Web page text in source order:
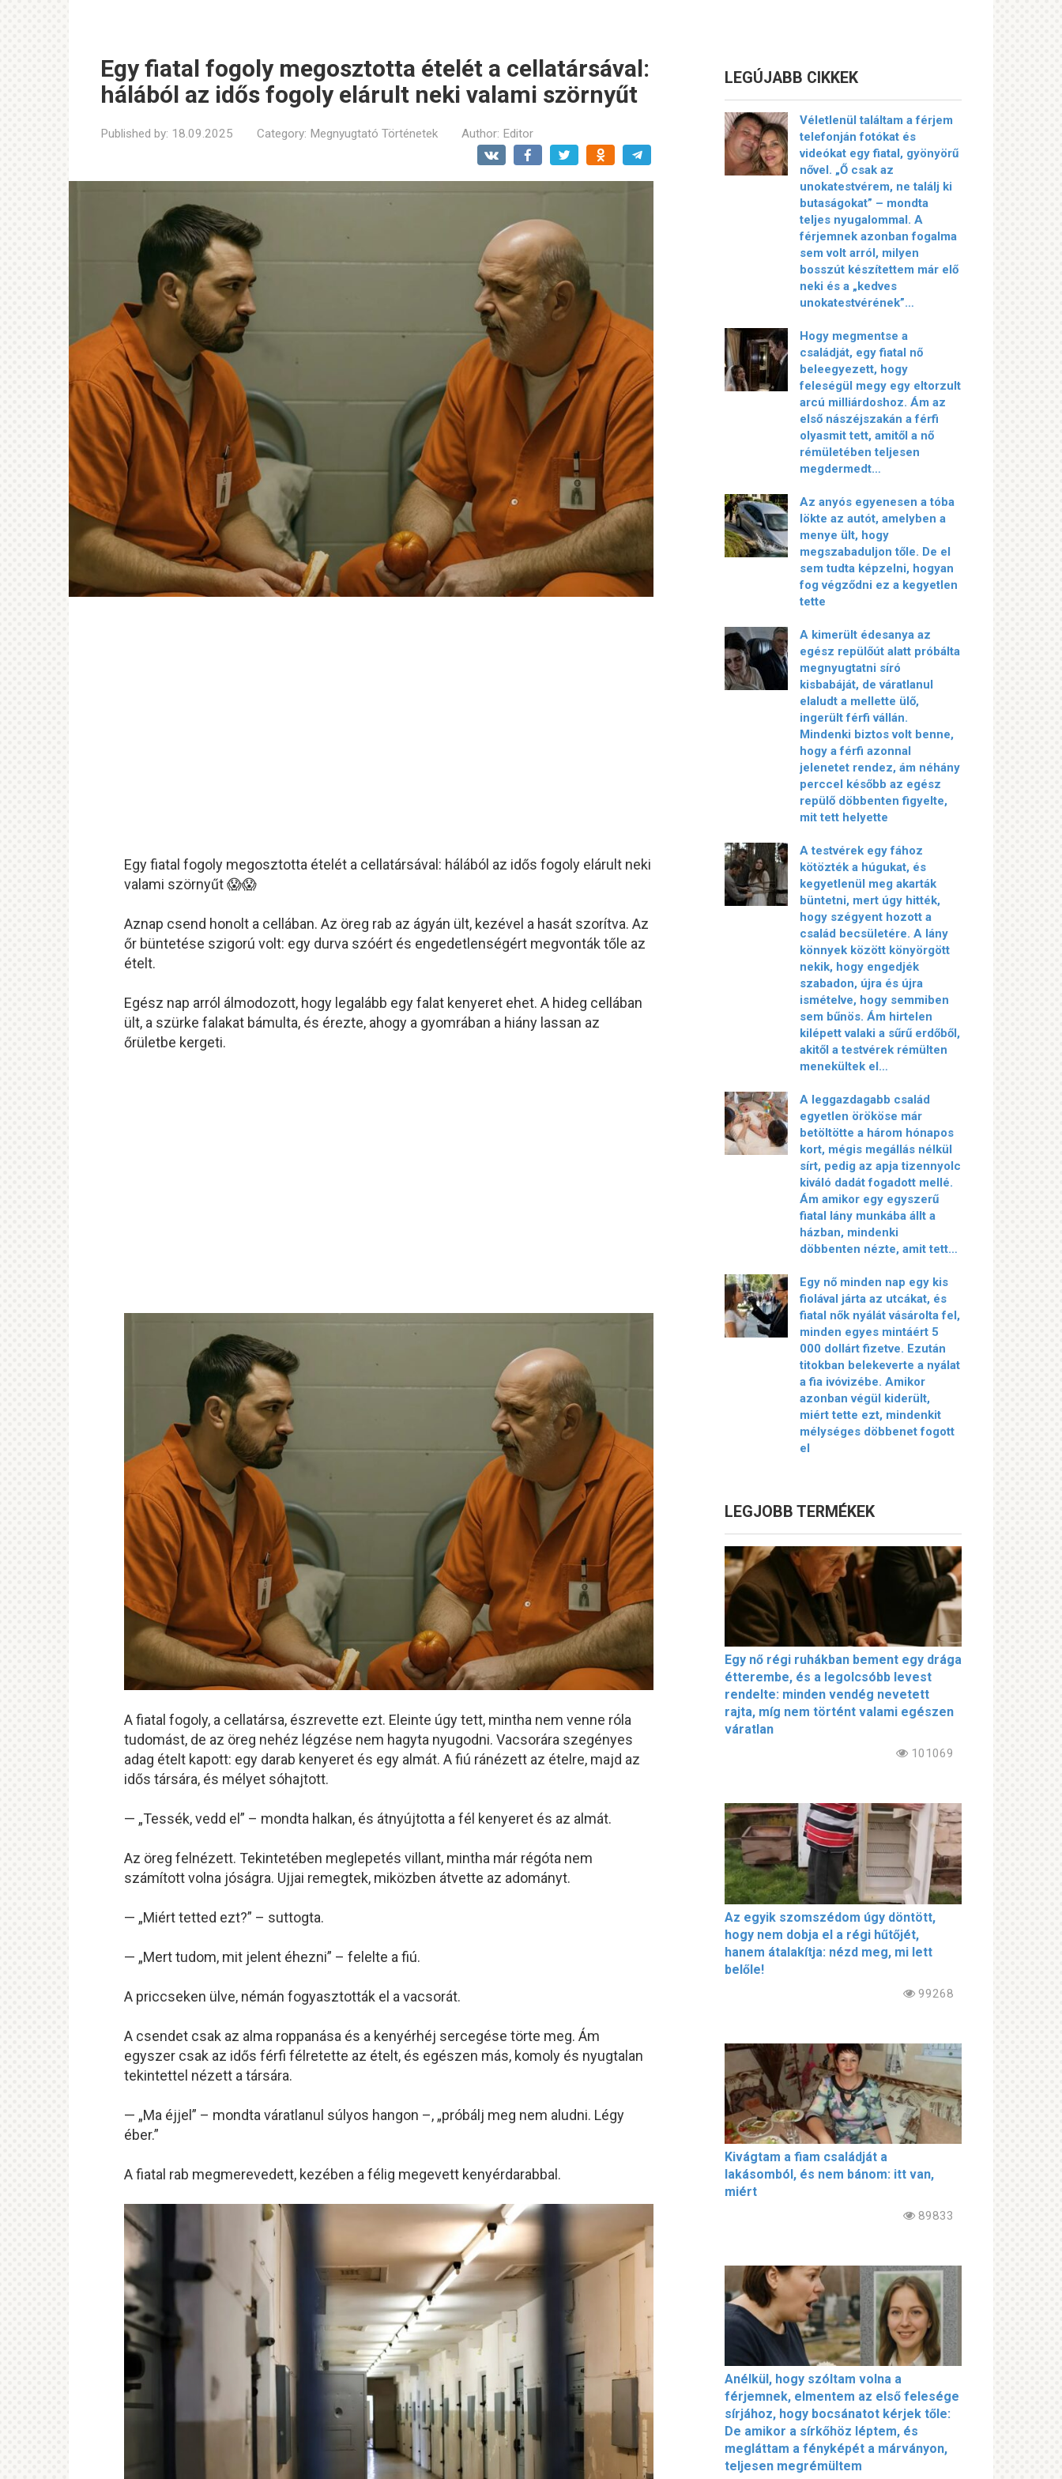
Egy fiatal fogoly megosztotta ételét a cellatársával:
hálából az idős fogoly elárult neki valami szörnyűt
Published by: 18.09.2025 Category: Megnyugtató Történetek Author: Editor
Egy fiatal fogoly megosztotta ételét a cellatársával: hálából az idős fogoly elárult neki
valami szörnyűt 😱😱
Aznap csend honolt a cellában. Az öreg rab az ágyán ült, kezével a hasát szorítva. Az
őr büntetése szigorú volt: egy durva szóért és engedetlenségért megvonták tőle az
ételt.
Egész nap arról álmodozott, hogy legalább egy falat kenyeret ehet. A hideg cellában
ült, a szürke falakat bámulta, és érezte, ahogy a gyomrában a hiány lassan az
őrületbe kergeti.
A fiatal fogoly, a cellatársa, észrevette ezt. Eleinte úgy tett, mintha nem venne róla
tudomást, de az öreg nehéz légzése nem hagyta nyugodni. Vacsorára szegényes
adag ételt kapott: egy darab kenyeret és egy almát. A fiú ránézett az ételre, majd az
idős társára, és mélyet sóhajtott.
— „Tessék, vedd el” – mondta halkan, és átnyújtotta a fél kenyeret és az almát.
Az öreg felnézett. Tekintetében meglepetés villant, mintha már régóta nem
számított volna jóságra. Ujjai remegtek, miközben átvette az adományt.
— „Miért tetted ezt?” – suttogta.
— „Mert tudom, mit jelent éhezni” – felelte a fiú.
A priccseken ülve, némán fogyasztották el a vacsorát.
A csendet csak az alma roppanása és a kenyérhéj sercegése törte meg. Ám
egyszer csak az idős férfi félretette az ételt, és egészen más, komoly és nyugtalan
tekintettel nézett a társára.
— „Ma éjjel” – mondta váratlanul súlyos hangon –, „próbálj meg nem aludni. Légy
éber.”
A fiatal rab megmerevedett, kezében a félig megevett kenyérdarabbal.
LEGÚJABB CIKKEK
Véletlenül találtam a férjem
telefonján fotókat és
videókat egy fiatal, gyönyörű
nővel. „Ő csak az
unokatestvérem, ne találj ki
butaságokat” – mondta
teljes nyugalommal. A
férjemnek azonban fogalma
sem volt arról, milyen
bosszút készítettem már elő
neki és a „kedves
unokatestvérének”…
Hogy megmentse a
családját, egy fiatal nő
beleegyezett, hogy
feleségül megy egy eltorzult
arcú milliárdoshoz. Ám az
első nászéjszakán a férfi
olyasmit tett, amitől a nő
rémületében teljesen
megdermedt…
Az anyós egyenesen a tóba
lökte az autót, amelyben a
menye ült, hogy
megszabaduljon tőle. De el
sem tudta képzelni, hogyan
fog végződni ez a kegyetlen
tette
A kimerült édesanya az
egész repülőút alatt próbálta
megnyugtatni síró
kisbabáját, de váratlanul
elaludt a mellette ülő,
ingerült férfi vállán.
Mindenki biztos volt benne,
hogy a férfi azonnal
jelenetet rendez, ám néhány
perccel később az egész
repülő döbbenten figyelte,
mit tett helyette
A testvérek egy fához
kötözték a húgukat, és
kegyetlenül meg akarták
büntetni, mert úgy hitték,
hogy szégyent hozott a
család becsületére. A lány
könnyek között könyörgött
nekik, hogy engedjék
szabadon, újra és újra
ismételve, hogy semmiben
sem bűnös. Ám hirtelen
kilépett valaki a sűrű erdőből,
akitől a testvérek rémülten
menekültek el…
A leggazdagabb család
egyetlen örököse már
betöltötte a három hónapos
kort, mégis megállás nélkül
sírt, pedig az apja tizennyolc
kiváló dadát fogadott mellé.
Ám amikor egy egyszerű
fiatal lány munkába állt a
házban, mindenki
döbbenten nézte, amit tett…
Egy nő minden nap egy kis
fiolával járta az utcákat, és
fiatal nők nyálát vásárolta fel,
minden egyes mintáért 5
000 dollárt fizetve. Ezután
titokban belekeverte a nyálat
a fia ivóvizébe. Amikor
azonban végül kiderült,
miért tette ezt, mindenkit
mélységes döbbenet fogott
el
LEGJOBB TERMÉKEK
Egy nő régi ruhákban bement egy drága
étterembe, és a legolcsóbb levest
rendelte: minden vendég nevetett
rajta, míg nem történt valami egészen
váratlan
101069
Az egyik szomszédom úgy döntött,
hogy nem dobja el a régi hűtőjét,
hanem átalakítja: nézd meg, mi lett
belőle!
99268
Kivágtam a fiam családját a
lakásomból, és nem bánom: itt van,
miért
89833
Anélkül, hogy szóltam volna a
férjemnek, elmentem az első felesége
sírjához, hogy bocsánatot kérjek tőle:
De amikor a sírkőhöz léptem, és
megláttam a fényképét a márványon,
teljesen megrémültem